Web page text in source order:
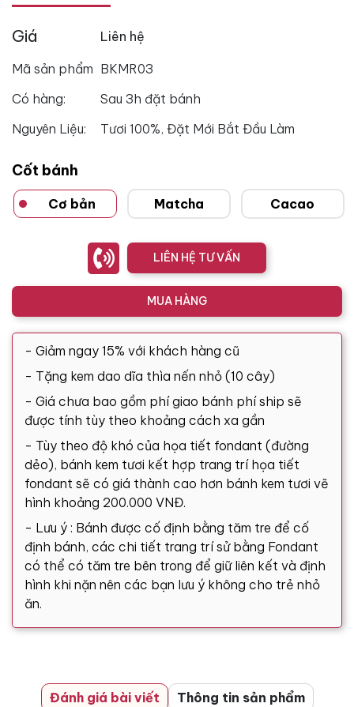
Giá Liên hệ
Mã sản phẩm BKMR03
Có hàng:
Sau 3h đặt bánh
Nguyên Liệu:
Tươi 100%, Đặt Mới Bắt Đầu Làm
Cốt bánh
Cơ bản Matcha Cacao
LIÊN HỆ TƯ VẤN
MUA HÀNG
- Giảm ngay 15% với khách hàng cũ
- Tặng kem dao dĩa thìa nến nhỏ (10 cây)
- Giá chưa bao gồm phí giao bánh phí ship sẽ
được tính tùy theo khoảng cách xa gần
- Tùy theo độ khó của họa tiết fondant (đường
dẻo), bánh kem tươi kết hợp trang trí họa tiết
fondant sẽ có giá thành cao hơn bánh kem tươi vẽ
hình khoảng 200.000 VNĐ.
- Lưu ý : Bánh được cố định bằng tăm tre để cố
định bánh, các chi tiết trang trí sử bằng Fondant
có thể có tăm tre bên trong để giữ liên kết và định
hình khi nặn nên các bạn lưu ý không cho trẻ nhỏ
ăn.
Đánh giá bài viết Thông tin sản phẩm